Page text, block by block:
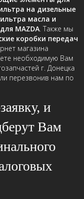
на дизельные
масла и
MAZDA. Также мы
коробки передач
магазина
необходимую Вам
г. Донецка
перезвонив нам по
и
Вам